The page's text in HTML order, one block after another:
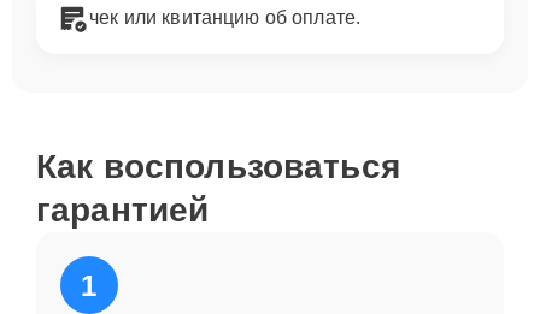
чек или квитанцию об оплате.
Как воспользоваться
гарантией
1